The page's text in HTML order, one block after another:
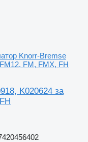
Knorr-Bremse
FM, FMX, FH
K020624 за